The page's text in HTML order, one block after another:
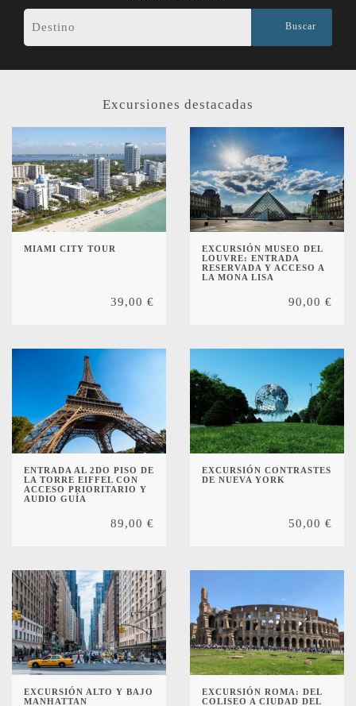
Buscar
Excursiones destacadas
MIAMI CITY TOUR
39,00 €
EXCURSIÓN MUSEO DEL
LOUVRE: ENTRADA
RESERVADA Y ACCESO A
LA MONA LISA
90,00 €
ENTRADA AL 2DO PISO DE
LA TORRE EIFFEL CON
ACCESO PRIORITARIO Y
AUDIO GUÍA
89,00 €
EXCURSIÓN CONTRASTES
DE NUEVA YORK
50,00 €
EXCURSIÓN ALTO Y BAJO
MANHATTAN
EXCURSIÓN ROMA: DEL
COLISEO A CIUDAD DEL